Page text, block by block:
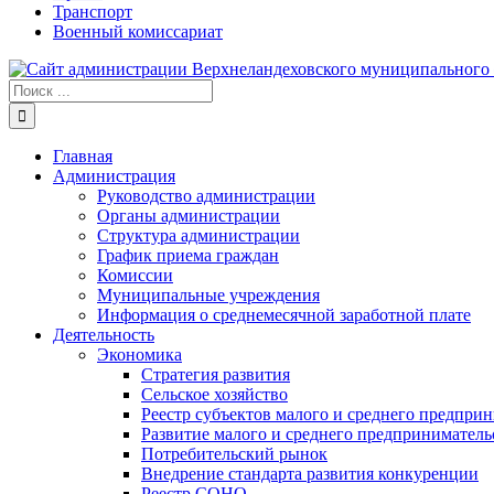
Транспорт
Военный комиссариат
Результат
поиска:
Главная
Администрация
Руководство администрации
Органы администрации
Структура администрации
График приема граждан
Комиссии
Муниципальные учреждения
Информация о среднемесячной заработной плате
Деятельность
Экономика
Стратегия развития
Сельское хозяйство
Реестр субъектов малого и среднего
Развитие малого и среднего
Потребительский рынок
Внедрение стандарта развития конкуренции